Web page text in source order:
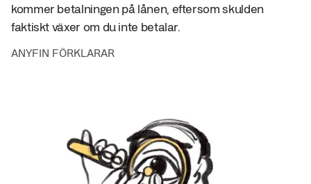
kommer betalningen på lånen, eftersom skulden
faktiskt växer om du inte betalar.
ANYFIN FÖRKLARAR